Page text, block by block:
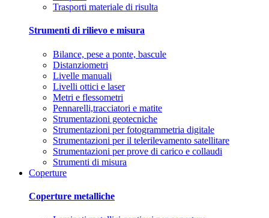
Trasporti materiale di risulta
Strumenti di rilievo e misura
Bilance, pese a ponte, bascule
Distanziometri
Livelle manuali
Livelli ottici e laser
Metri e flessometri
Pennarelli,tracciatori e matite
Strumentazioni geotecniche
Strumentazioni per fotogrammetria digitale
Strumentazioni per il telerilevamento satellitare
Strumentazioni per prove di carico e collaudi
Strumenti di misura
Coperture
Coperture metalliche